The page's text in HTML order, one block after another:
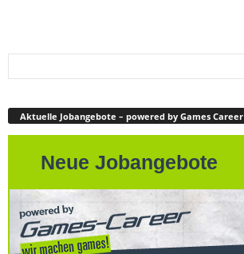
Aktuelle Jobangebote – powered by Games Career